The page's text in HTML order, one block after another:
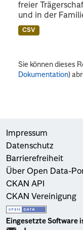
freier
und in der
CSV
Sie können dieses
Dokumentation)
Impressum
Datenschutz
Barrierefreiheit
Über Open Data-
CKAN API
CKAN Vereinigung
Eingesetzte Software